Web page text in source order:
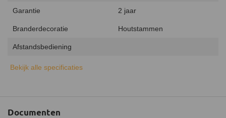
Garantie 2 jaar
Branderdecoratie Houtstammen
Afstandsbediening
Geluidsmodule
Bekijk alle specificaties
Documenten